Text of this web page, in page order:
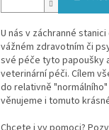
U nás v záchranné
vážném zdravotním či
své péče tyto papoušky
veterinární péči. Cílem
do relativně
věnujeme i tomuto